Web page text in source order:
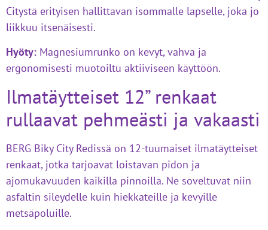
Citystä erityisen hallittavan isommalle lapselle, joka jo
liikkuu itsenäisesti.
Hyöty: Magnesiumrunko on kevyt, vahva ja
ergonomisesti muotoiltu aktiiviseen käyttöön.
Ilmatäytteiset 12” renkaat
rullaavat pehmeästi ja vakaasti
BERG Biky City Redissä on 12-tuumaiset ilmatäytteiset
renkaat, jotka tarjoavat loistavan pidon ja
ajomukavuuden kaikilla pinnoilla. Ne soveltuvat niin
asfaltin sileydelle kuin hiekkateille ja kevyille
metsäpoluille.